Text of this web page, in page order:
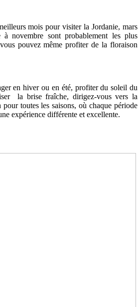
mois pour visiter la Jordanie, mars
novembre sont probablement les plus
pouvez même profiter de la floraison
en hiver ou en été, profiter du soleil du
la brise fraîche, dirigez-vous vers la
toutes les saisons, où chaque période
expérience différente et excellente.